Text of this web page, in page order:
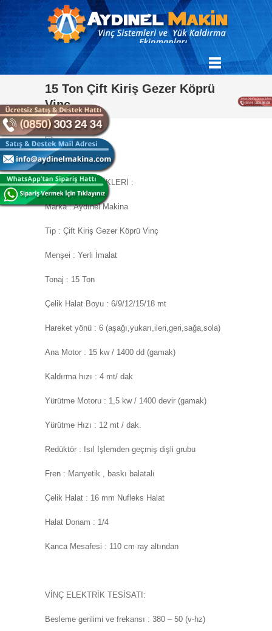
15 Ton Çift Kiriş Gezer Köprü
Vinç
MAKİNE ÖZELLİKLERİ :
Marka : Aydınel Makina
Tip : Çift Kiriş Gezer Köprü Vinç
Menşei : Yerli İmalat
Tonaj : 15 Ton
Çelik Halat Boyu : 6/9/12/15/18 mt
Hareket yönü : 6 (aşağı,yukarı,ileri,geri,sağa,sola)
Ana Motor : 15 kw / 1400 dd (gamak)
Kaldırma hızı : 4 mt/ dak
Yürütme Motoru : 1,5 kw / 1400 devir (gamak)
Yürütme Hızı : 12 mt / dak.
Redüktör : Isıl İşlemden geçmiş dişli grubu
Fren : Manyetik , baskı balatalı
Çelik Halat : 16 mm Nufleks Halat
Halat Donam : 1/4
Kanca Mesafesi : 110 cm ray altından
VİNÇ ELEKTRİK TESİSATI:
Besleme gerilimi ve frekansı : 380 – 50 (v-hz)